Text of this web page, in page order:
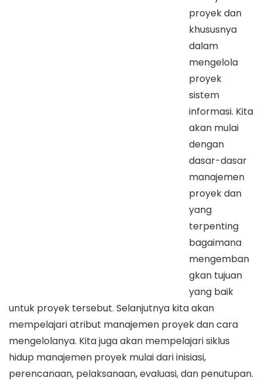
proyek dan
khususnya
dalam
mengelola
proyek
sistem
informasi. Kita
akan mulai
dengan
dasar-dasar
manajemen
proyek dan
yang
terpenting
bagaimana
mengemban
gkan tujuan
yang baik
untuk proyek tersebut. Selanjutnya kita akan
mempelajari atribut manajemen proyek dan cara
mengelolanya. Kita juga akan mempelajari siklus
hidup manajemen proyek mulai dari inisiasi,
perencanaan, pelaksanaan, evaluasi, dan penutupan.